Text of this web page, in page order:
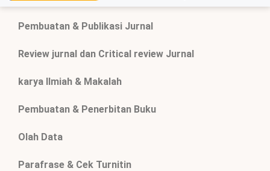
Pembuatan & Publikasi Jurnal
Review jurnal dan Critical review Jurnal
karya Ilmiah & Makalah
Pembuatan & Penerbitan Buku
Olah Data
Parafrase & Cek Turnitin